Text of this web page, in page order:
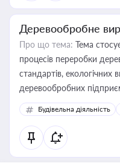
Деревообробне
Про що тема: Тема
процесів переробки
стандартів, екологічних
деревообробних
Будівельна діяльність